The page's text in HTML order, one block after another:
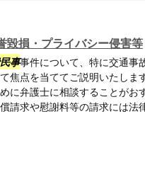
毀損・プライバシー侵害等
事事件について、特に交通事
焦点を当ててご説明いたしま
に弁護士に相談することがお
請求や慰謝料等の請求には法